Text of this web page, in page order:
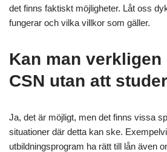
det finns faktiskt möjligheter. Låt oss
fungerar och vilka villkor som gäller.
Kan man verkligen
CSN utan att
Ja, det är möjligt, men det finns vissa
situationer där detta kan ske.
utbildningsprogram ha rätt till lån även